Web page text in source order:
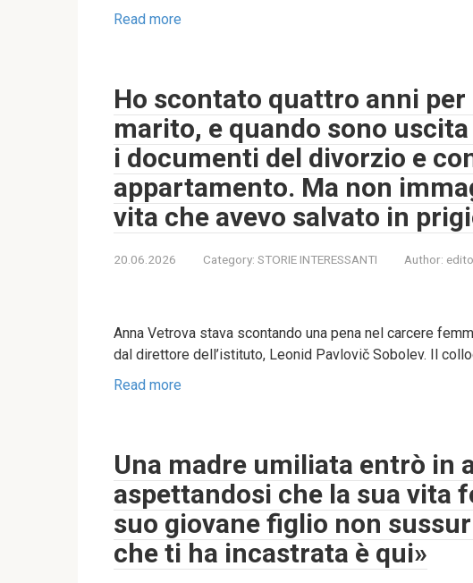
Read more
Ho scontato quattro anni
marito, e quando sono
i documenti del divorzio e
appartamento. Ma non
vita che avevo salvato in
20.06.2026 Category: STORIE INTERESSANTI Author:
Anna Vetrova stava scontando una pena nel carcere
dal direttore dell’istituto, Leonid Pavlovič Sobolev. Il
Read more
Una madre umiliata entrò in
aspettandosi che la sua vita
suo giovane figlio non
che ti ha incastrata è qui»